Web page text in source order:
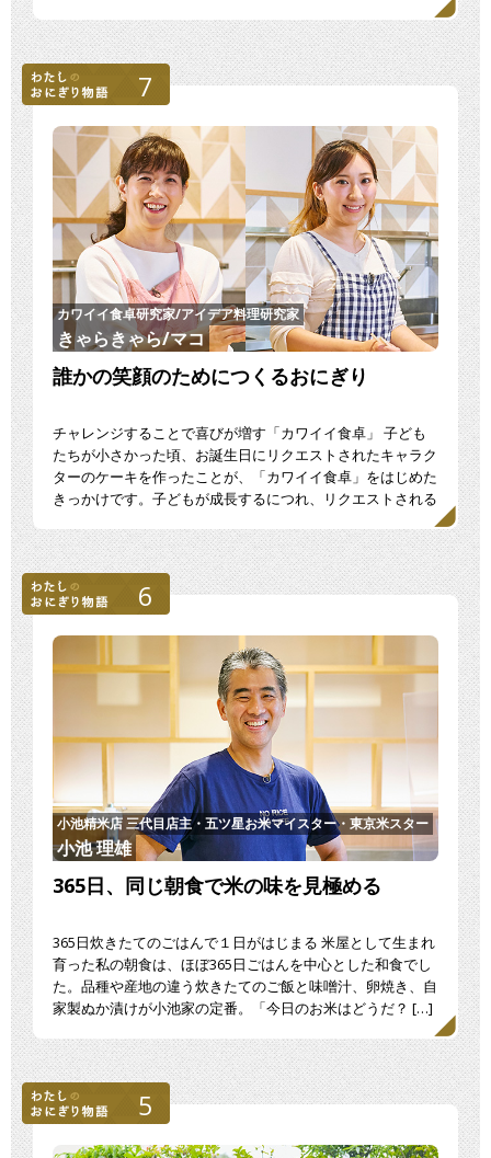
7
カワイイ食卓研究家/アイデア料理研究家
きゃらきゃら/マコ
誰かの笑顔のためにつくるおにぎり
チャレンジすることで喜びが増す「カワイイ食卓」 子ども
たちが小さかった頃、お誕生日にリクエストされたキャラク
ターのケーキを作ったことが、「カワイイ食卓」をはじめた
きっかけです。子どもが成長するにつれ、リクエストされる
6
小池精米店 三代目店主・五ツ星お米マイスター・東京米スター
小池 理雄
365日、同じ朝食で米の味を見極める
365日炊きたてのごはんで１日がはじまる 米屋として生まれ
育った私の朝食は、ほぼ365日ごはんを中心とした和食でし
た。品種や産地の違う炊きたてのご飯と味噌汁、卵焼き、自
家製ぬか漬けが小池家の定番。「今日のお米はどうだ？ […]
5